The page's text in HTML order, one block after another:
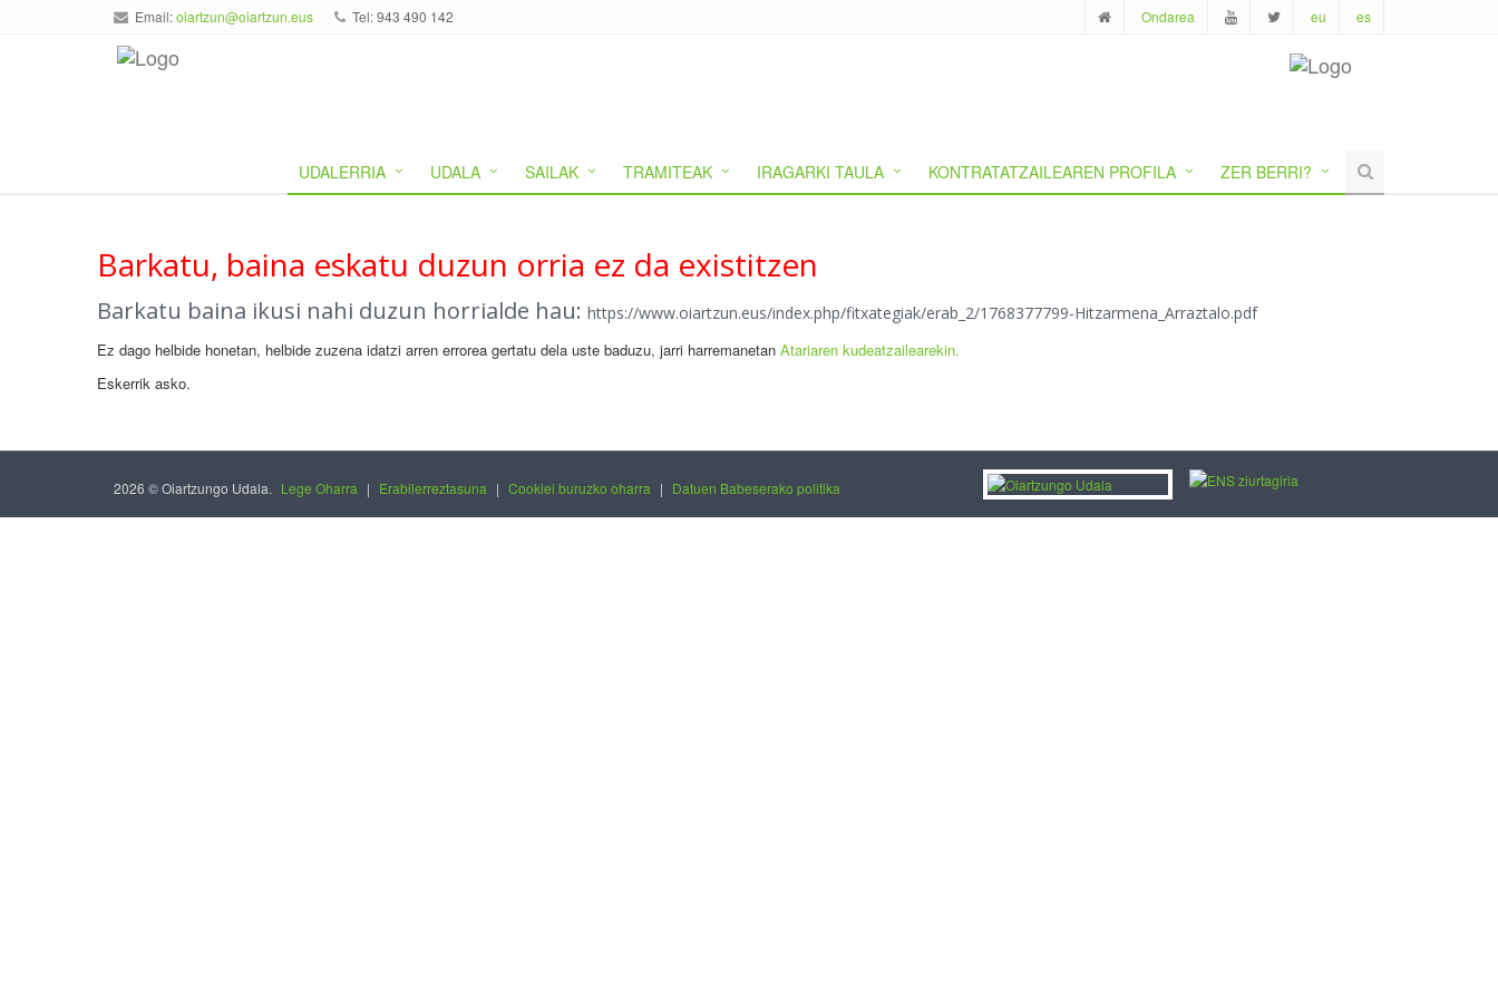
Email:oiartzun@oiartzun.eus Tel: 943 490 142 Ondarea eu es
UDALERRIA UDALA SAILAK TRAMITEAK IRAGARKI TAULA KONTRATATZAILEAREN PROFILA ZER BERRI?
Barkatu, baina eskatu duzun orria ez da existitzen
Barkatu baina ikusi nahi duzun horrialde hau: https://www.oiartzun.eus/index.php/fitxategiak/erab_2/1768377799-Hitzarmena_Arraztalo.pdf
Ez dago helbide honetan, helbide zuzena idatzi arren errorea gertatu dela uste baduzu, jarri harremanetan Atariaren kudeatzailearekin.
Eskerrik asko.
2026 © Oiartzungo Udala. Lege Oharra | Erabilerreztasuna | Cookiei buruzko oharra | Datuen Babeserako politika